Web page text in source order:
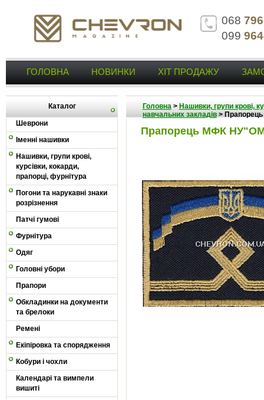
068
099
ГОЛОВНА НОВИНКИ ХІТ ПРОДАЖУ
Каталог
Шеврони
Іменні нашивки
Нашивки, групи крові,
курсівки, кокарди,
прапорці, фурнітура
Погони та нарукавні знаки
розрізнення
Патчі гумові
Фурнітура
Одяг
Головні убори
Прапори
Обкладинки на документи
та брелоки
Ремені
Екіпіровка та спорядження
Кобури і чохли
Календарі та вимпели
вишиті
Головна> Нашивки, групи крові,
навчальних закладів>
Прапорець МФК